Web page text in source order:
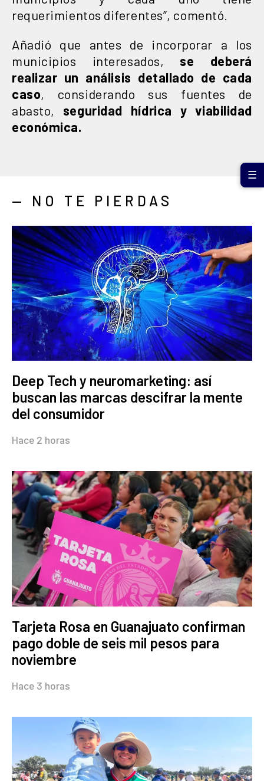
requerimientos diferentes”, comentó.
Añadió que antes de incorporar a los
municipios interesados, se deberá
realizar un análisis detallado de cada
caso, considerando sus fuentes de
abasto,
seguridad hídrica y viabilidad
económica.
— NO TE PIERDAS
Deep Tech y neuromarketing: así
buscan las marcas descifrar la mente
del consumidor
Hace 2 horas
Tarjeta Rosa en Guanajuato confirman
pago doble de seis mil pesos para
noviembre
Hace 3 horas
☰